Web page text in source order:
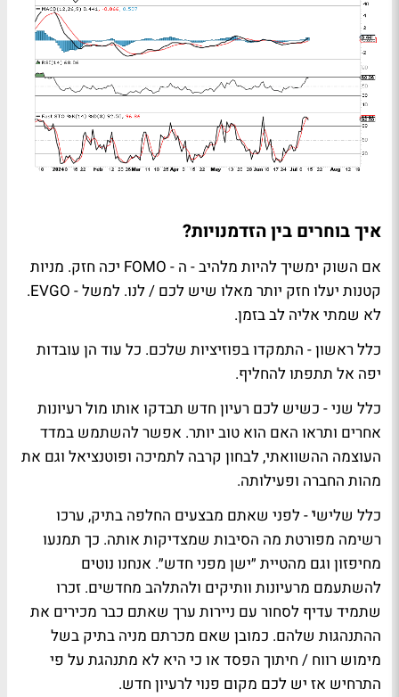
איך בוחרים בין הזדמנויות?
אם השוק ימשיך להיות מלהיב - ה - FOMO יכה חזק. מניות
קטנות יעלו חזק יותר מאלו שיש לכם / לנו. למשל - EVGO
.
לא שמתי אליה לב בזמן.
כלל ראשון - התמקדו בפוזיציות שלכם. כל עוד הן עובדות
יפה אל תתפתו להחליף.
כלל שני - כשיש לכם רעיון חדש תבדקו אותו מול רעיונות
אחרים ותראו האם הוא טוב יותר. אפשר להשתמש במדד
העוצמה ההשוואתי, לבחון קרבה לתמיכה ופוטנציאל וגם את
מהות החברה ופעילותה.
כלל שלישיֿ - לפני שאתם מבצעים החלפה בתיק, ערכו
רשימה מפורטת מה הסיבות שמצדיקות אותה. כך תמנעו
מחיפזון וגם מהטיית ״ישן מפני חדש״. אנחנו נוטים
להשתעמם מרעיונות וותיקים ולהתלהב מחדשים. זכרו
שתמיד עדיף לסחור עם ניירות ערך שאתם כבר מכירים את
ההתנהגות שלהם. כמובן שאם מכרתם מניה בתיק בשל
מימוש רווח / חיתוך הפסד או כי היא לא מתנהגת על פי
התרחיש אז יש לכם מקום פנוי לרעיון חדש.